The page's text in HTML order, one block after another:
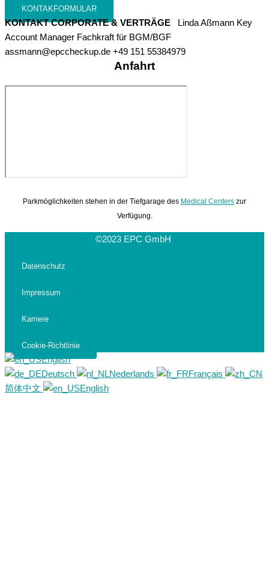
KONTAKFORMULAR
KONTAKT CORPORATE & VERTRÄGE Linda Aßmann Key
Account Manager Fachkraft für BGM/BGF
assmann@epccheckup.de +49 151 55384979
Anfahrt
Parkmöglichkeiten stehen in der Tiefgarage des Medical Centers zur
Verfügung.
©2023 EPC GmbH
Datenschutz
Impressum
Karriere
Cookie-Richtlinie
English
Deutsch
Nederlands
Français
简体中文
English